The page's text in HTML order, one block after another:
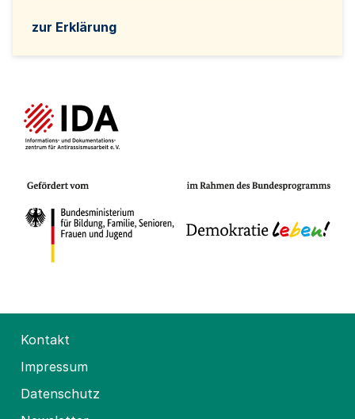
zur Erklärung
Kontakt
Impressum
Datenschutz